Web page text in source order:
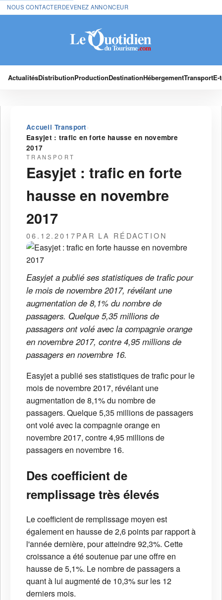
NOUS CONTACTERDEVENEZ ANNONCEUR
ActualitésDistributionProductionDestinationHébergementTransport
Accueil›Transport ›
Easyjet : trafic en forte hausse en novembre
2017
TRANSPORT
Easyjet : trafic en forte
hausse en novembre
2017
06.12.2017PAR LA RÉDACTION
Easyjet a publié ses statistiques de trafic pour
le mois de novembre 2017, révélant une
augmentation de 8,1% du nombre de
passagers. Quelque 5,35 millions de
passagers ont volé avec la compagnie orange
en novembre 2017, contre 4,95 millions de
passagers en novembre 16.
Easyjet a publié ses statistiques de trafic pour le
mois de novembre 2017, révélant une
augmentation de 8,1% du nombre de
passagers. Quelque 5,35 millions de passagers
ont volé avec la compagnie orange en
novembre 2017, contre 4,95 millions de
passagers en novembre 16.
Des coefficient de
remplissage très élevés
Le coefficient de remplissage moyen est
également en hausse de 2,6 points par rapport à
l'année dernière, pour atteindre 92,3%. Cette
croissance a été soutenue par une offre en
hausse de 5,1%. Le nombre de passagers a
quant à lui augmenté de 10,3% sur les 12
derniers mois.